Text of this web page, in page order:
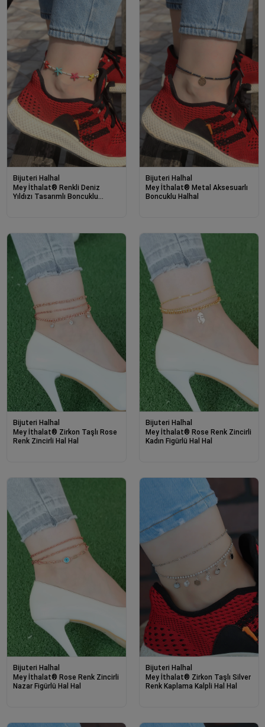
Bijuteri Halhal
Mey İthalat® Renkli Deniz
Yıldızı Tasarımlı Boncuklu
Bijuteri Halhal
Mey İthalat® Metal Aksesuarlı
Boncuklu Halhal
Bijuteri Halhal
Mey İthalat® Zirkon Taşlı Rose
Renk Zincirli Hal Hal
Bijuteri Halhal
Mey İthalat® Rose Renk Zincirli
Kadın Figürlü Hal Hal
Bijuteri Halhal
Mey İthalat® Rose Renk Zincirli
Nazar Figürlü Hal Hal
Bijuteri Halhal
Mey İthalat® Zirkon Taşlı Silver
Renk Kaplama Kalpli Hal Hal